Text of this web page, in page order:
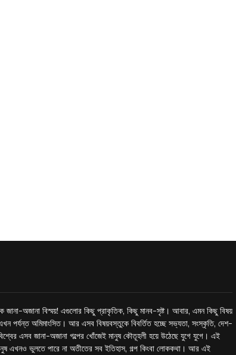
অজানা বিস্ময়! এগুলোর কিছু প্রাকৃতিক, কিছু মানব-সৃষ্ট। আবার, এমন কিছু বিষয়
পর্যন্ত অমিমাংসিত। আর এসব বিষয়বস্তুকে বিবর্তিত হচ্ছে সভ্যতা, সংস্কৃতি, দেশ-
এসব জানা-অজানা গল্পের খোঁজেই মানুষ কৌতূহলী হয়ে উঠেছে যুগে যুগে। এই
এখনও ভুলতে পারে না অতীতের সব ইতিহাস, গল্প কিংবা লোককথা। আর এই